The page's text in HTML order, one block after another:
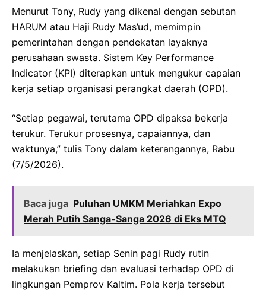
Menurut Tony, Rudy yang dikenal dengan sebutan
HARUM atau Haji Rudy Mas’ud, memimpin
pemerintahan dengan pendekatan layaknya
perusahaan swasta. Sistem Key Performance
Indicator (KPI) diterapkan untuk mengukur capaian
kerja setiap organisasi perangkat daerah (OPD).
“Setiap pegawai, terutama OPD dipaksa bekerja
terukur. Terukur prosesnya, capaiannya, dan
waktunya,” tulis Tony dalam keterangannya, Rabu
(7/5/2026).
Baca juga Puluhan UMKM Meriahkan Expo
Merah Putih Sanga-Sanga 2026 di Eks MTQ
Ia menjelaskan, setiap Senin pagi Rudy rutin
melakukan briefing dan evaluasi terhadap OPD di
lingkungan Pemprov Kaltim. Pola kerja tersebut